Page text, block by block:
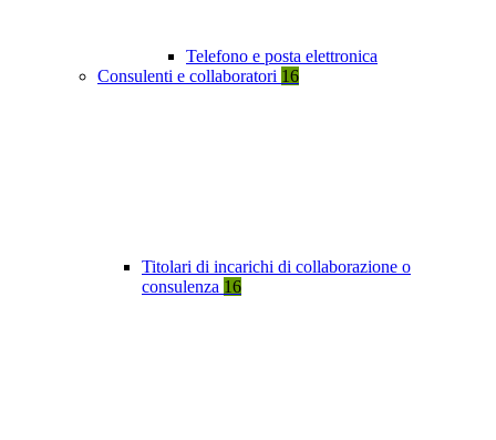
Telefono e posta elettronica
Consulenti e collaboratori 16
Titolari di incarichi di collaborazione o
consulenza 16